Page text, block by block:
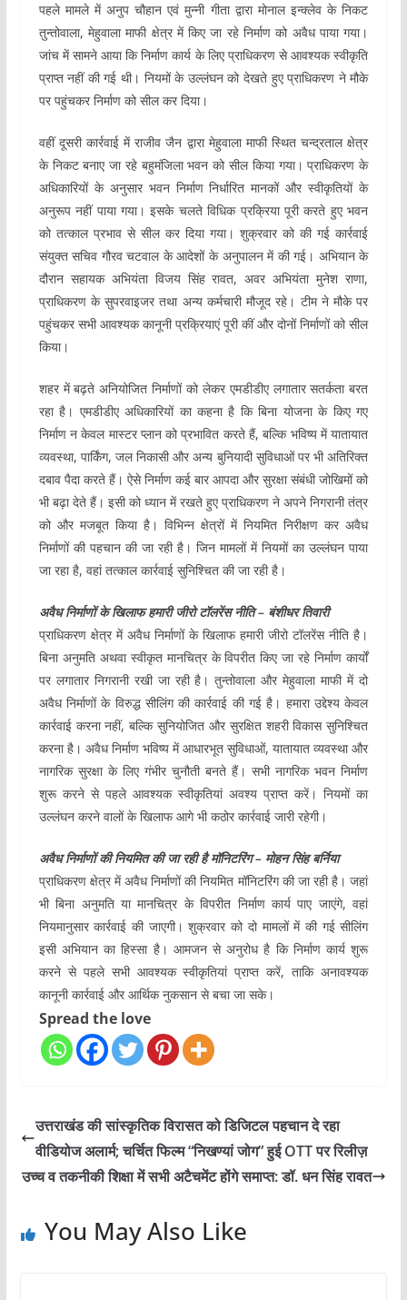
पहले मामले में अनुप चौहान एवं मुन्नी गीता द्वारा मोनाल इन्क्लेव के निकट
तुन्तोवाला, मेहुवाला माफी क्षेत्र में किए जा रहे निर्माण को अवैध पाया गया।
जांच में सामने आया कि निर्माण कार्य के लिए प्राधिकरण से आवश्यक स्वीकृति
प्राप्त नहीं की गई थी। नियमों के उल्लंघन को देखते हुए प्राधिकरण ने मौके
पर पहुंचकर निर्माण को सील कर दिया।
वहीं दूसरी कार्रवाई में राजीव जैन द्वारा मेहुवाला माफी स्थित चन्द्रताल क्षेत्र
के निकट बनाए जा रहे बहुमंजिला भवन को सील किया गया। प्राधिकरण के
अधिकारियों के अनुसार भवन निर्माण निर्धारित मानकों और स्वीकृतियों के
अनुरूप नहीं पाया गया। इसके चलते विधिक प्रक्रिया पूरी करते हुए भवन
को तत्काल प्रभाव से सील कर दिया गया। शुक्रवार को की गई कार्रवाई
संयुक्त सचिव गौरव चटवाल के आदेशों के अनुपालन में की गई। अभियान के
दौरान सहायक अभियंता विजय सिंह रावत, अवर अभियंता मुनेश राणा,
प्राधिकरण के सुपरवाइजर तथा अन्य कर्मचारी मौजूद रहे। टीम ने मौके पर
पहुंचकर सभी आवश्यक कानूनी प्रक्रियाएं पूरी कीं और दोनों निर्माणों को सील
किया।
शहर में बढ़ते अनियोजित निर्माणों को लेकर एमडीडीए लगातार सतर्कता बरत
रहा है। एमडीडीए अधिकारियों का कहना है कि बिना योजना के किए गए
निर्माण न केवल मास्टर प्लान को प्रभावित करते हैं, बल्कि भविष्य में यातायात
व्यवस्था, पार्किंग, जल निकासी और अन्य बुनियादी सुविधाओं पर भी अतिरिक्त
दबाव पैदा करते हैं। ऐसे निर्माण कई बार आपदा और सुरक्षा संबंधी जोखिमों को
भी बढ़ा देते हैं। इसी को ध्यान में रखते हुए प्राधिकरण ने अपने निगरानी तंत्र
को और मजबूत किया है। विभिन्न क्षेत्रों में नियमित निरीक्षण कर अवैध
निर्माणों की पहचान की जा रही है। जिन मामलों में नियमों का उल्लंघन पाया
जा रहा है, वहां तत्काल कार्रवाई सुनिश्चित की जा रही है।
अवैध निर्माणों के खिलाफ हमारी जीरो टॉलरेंस नीति – बंशीधर तिवारी
प्राधिकरण क्षेत्र में अवैध निर्माणों के खिलाफ हमारी जीरो टॉलरेंस नीति है।
बिना अनुमति अथवा स्वीकृत मानचित्र के विपरीत किए जा रहे निर्माण कार्यों
पर लगातार निगरानी रखी जा रही है। तुन्तोवाला और मेहुवाला माफी में दो
अवैध निर्माणों के विरुद्ध सीलिंग की कार्रवाई की गई है। हमारा उद्देश्य केवल
कार्रवाई करना नहीं, बल्कि सुनियोजित और सुरक्षित शहरी विकास सुनिश्चित
करना है। अवैध निर्माण भविष्य में आधारभूत सुविधाओं, यातायात व्यवस्था और
नागरिक सुरक्षा के लिए गंभीर चुनौती बनते हैं। सभी नागरिक भवन निर्माण
शुरू करने से पहले आवश्यक स्वीकृतियां अवश्य प्राप्त करें। नियमों का
उल्लंघन करने वालों के खिलाफ आगे भी कठोर कार्रवाई जारी रहेगी।
अवैध निर्माणों की नियमित की जा रही है मॉनिटरिंग – मोहन सिंह बर्निया
प्राधिकरण क्षेत्र में अवैध निर्माणों की नियमित मॉनिटरिंग की जा रही है। जहां
भी बिना अनुमति या मानचित्र के विपरीत निर्माण कार्य पाए जाएंगे, वहां
नियमानुसार कार्रवाई की जाएगी। शुक्रवार को दो मामलों में की गई सीलिंग
इसी अभियान का हिस्सा है। आमजन से अनुरोध है कि निर्माण कार्य शुरू
करने से पहले सभी आवश्यक स्वीकृतियां प्राप्त करें, ताकि अनावश्यक
कानूनी कार्रवाई और आर्थिक नुकसान से बचा जा सके।
Spread the love
उत्तराखंड की सांस्कृतिक विरासत को डिजिटल पहचान दे रहा
वीडियोज अलार्म; चर्चित फिल्म “निखण्यां जोग” हुई OTT पर रिलीज़
उच्च व तकनीकी शिक्षा में सभी अटैचमेंट होंगे समाप्त: डॉ. धन सिंह रावत
You May Also Like